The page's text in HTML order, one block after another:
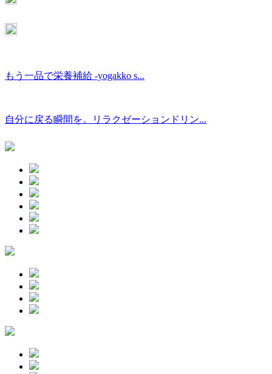
もう一品で栄養補給 -yogakko s...
自分に戻る瞬間を。リラクゼーションドリン...